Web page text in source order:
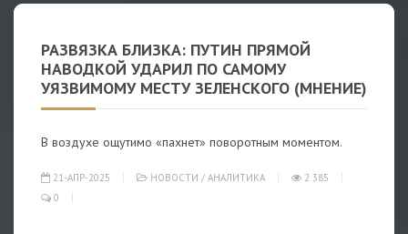
РАЗВЯЗКА БЛИЗКА: ПУТИН ПРЯМОЙ
НАВОДКОЙ УДАРИЛ ПО САМОМУ
УЯЗВИМОМУ МЕСТУ ЗЕЛЕНСКОГО (МНЕНИЕ)
В воздухе ощутимо «пахнет» поворотным моментом.
21-АПР-2025 НОВОСТИ / АНАЛИТИКА
2 385
0